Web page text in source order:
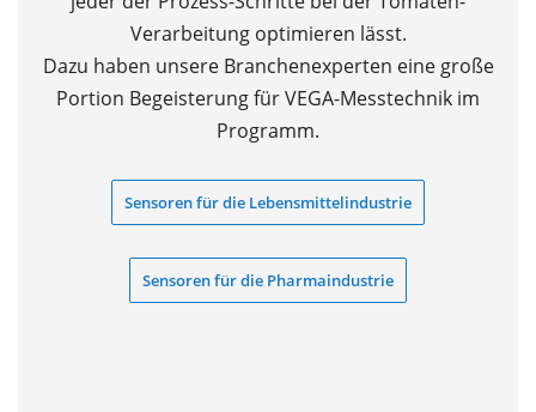
Verarbeitung optimieren lässt.
Dazu haben unsere Branchenexperten eine große
Portion Begeisterung für VEGA-Messtechnik im
Programm.
Sensoren für die Lebensmittelindustrie
Sensoren für die Pharmaindustrie